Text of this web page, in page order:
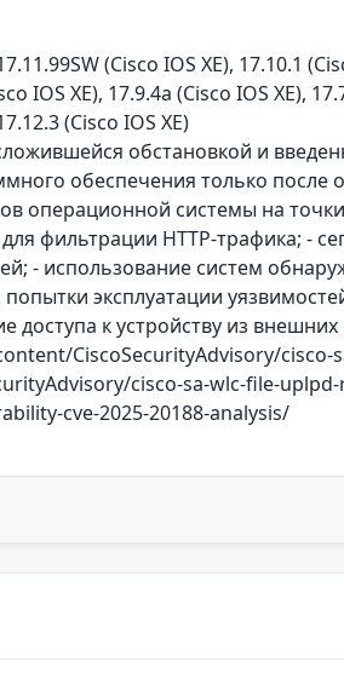
(Cisco IOS XE), 17.10.1
IOS XE), 17.9.4a (Cisco IOS XE),
(Cisco IOS XE)
обстановкой и
обеспечения только после
системы на
фильтрации HTTP-трафика; -
- использование систем
эксплуатации
к устройству из
CiscoSecurityAdvisory/cisco-
cisco-sa-wlc-file-
cve-2025-20188-analysis/